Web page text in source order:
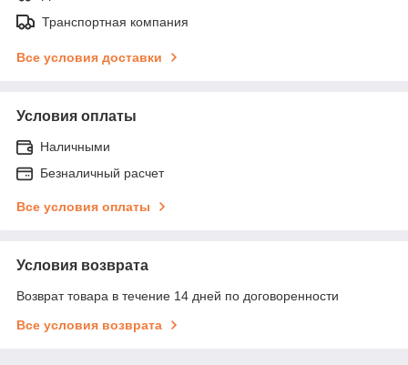
Транспортная компания
Все условия доставки
Условия оплаты
Наличными
Безналичный расчет
Все условия оплаты
Условия возврата
Возврат товара в течение 14 дней по договоренности
Все условия возврата